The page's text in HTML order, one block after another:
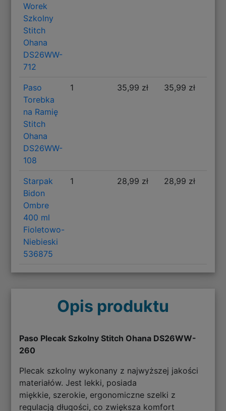
Worek
Szkolny
Stitch
Ohana
DS26WW-
712
Paso
Torebka
na Ramię
Stitch
Ohana
DS26WW-
108
1 35,99 zł 35,99 zł
Starpak
Bidon
Ombre
400 ml
Fioletowo-
Niebieski
536875
1 28,99 zł 28,99 zł
Opis produktu
Paso Plecak Szkolny Stitch Ohana DS26WW-
260
Plecak szkolny wykonany z najwyższej jakości
materiałów. Jest lekki, posiada
miękkie, szerokie, ergonomiczne szelki z
regulacją długości, co zwiększa komfort